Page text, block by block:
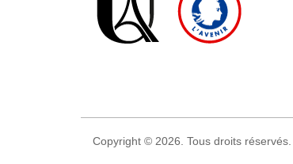
Copyright © 2026. Tous droits réservés.